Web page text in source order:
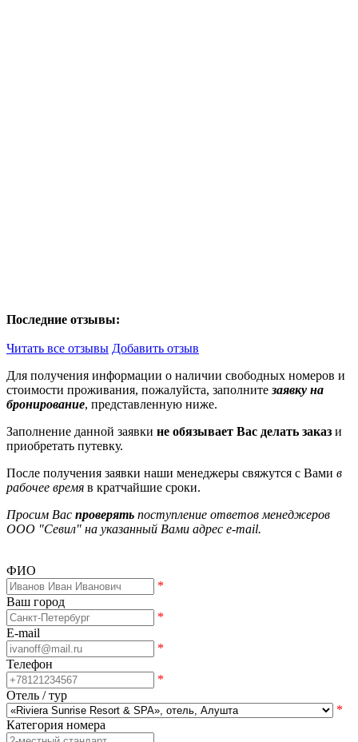
Последние отзывы:
Читать все отзывы Добавить отзыв
Для получения информации о наличии свободных номеров и
стоимости проживания, пожалуйста, заполните заявку на
бронирование, представленную ниже.
Заполнение данной заявки не обязывает Вас делать заказ и
приобретать путевку.
После получения заявки наши менеджеры свяжутся с Вами в
рабочее время в кратчайшие сроки.
Просим Вас проверять поступление ответов менеджеров
ООО "Севил" на указанный Вами адрес e-mail.
ФИО
*
Ваш город
*
E-mail
*
Телефон
*
Отель / тур
*
Категория номера